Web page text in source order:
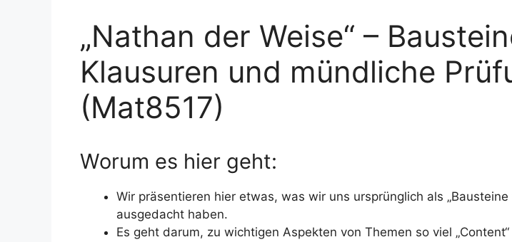
„Nathan der Weise“ –
Klausuren und mündliche
(Mat8517)
Worum es hier geht:
Wir präsentieren hier etwas, was wir uns ursprünglich als „
ausgedacht haben.
Es geht darum, zu wichtigen Aspekten von Themen so viel